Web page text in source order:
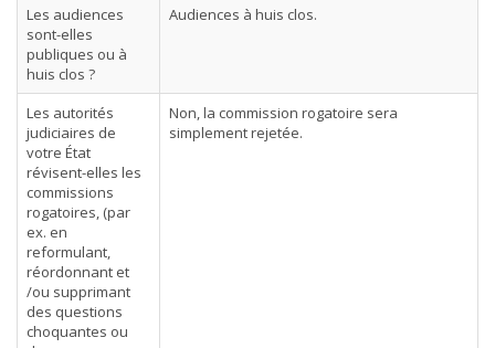
Les audiences
sont-elles
publiques ou à
huis clos ?
Audiences à huis clos.
Les autorités
judiciaires de
votre État
révisent-elles les
commissions
rogatoires, (par
ex. en
reformulant,
réordonnant et
/ou supprimant
des questions
choquantes ou
Non, la commission rogatoire sera
simplement rejetée.